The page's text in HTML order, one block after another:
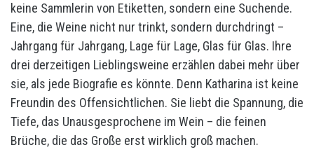
keine Sammlerin von Etiketten, sondern eine Suchende.
Eine, die Weine nicht nur trinkt, sondern durchdringt –
Jahrgang für Jahrgang, Lage für Lage, Glas für Glas. Ihre
drei derzeitigen Lieblingsweine erzählen dabei mehr über
sie, als jede Biografie es könnte. Denn Katharina ist keine
Freundin des Offensichtlichen. Sie liebt die Spannung, die
Tiefe, das Unausgesprochene im Wein – die feinen
Brüche, die das Große erst wirklich groß machen.